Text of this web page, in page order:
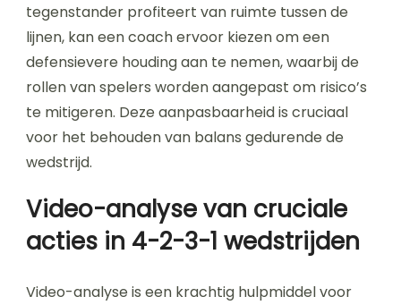
tegenstander profiteert van ruimte tussen de
lijnen, kan een coach ervoor kiezen om een
defensievere houding aan te nemen, waarbij de
rollen van spelers worden aangepast om risico’s
te mitigeren. Deze aanpasbaarheid is cruciaal
voor het behouden van balans gedurende de
wedstrijd.
Video-analyse van cruciale
acties in 4-2-3-1 wedstrijden
Video-analyse is een krachtig hulpmiddel voor